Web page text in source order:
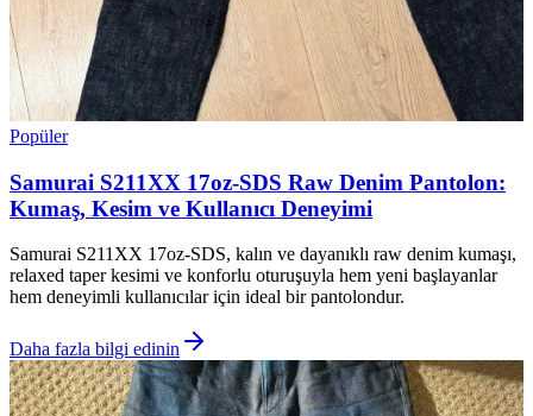
Popüler
Samurai S211XX 17oz-SDS Raw Denim Pantolon:
Kumaş, Kesim ve Kullanıcı Deneyimi
Samurai S211XX 17oz-SDS, kalın ve dayanıklı raw denim kumaşı,
relaxed taper kesimi ve konforlu oturuşuyla hem yeni başlayanlar
hem deneyimli kullanıcılar için ideal bir pantolondur.
Daha fazla bilgi edinin